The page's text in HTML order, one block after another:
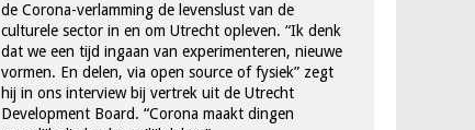
de Corona-verlamming de levenslust van de
culturele sector in en om Utrecht opleven. “Ik denk
dat we een tijd ingaan van experimenteren, nieuwe
vormen. En delen, via open source of fysiek” zegt
hij in ons interview bij vertrek uit de Utrecht
Development Board. “Corona maakt dingen